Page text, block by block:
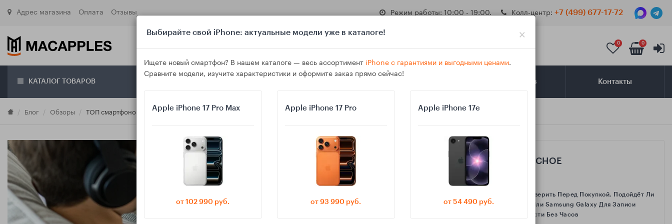
Адрес магазина Оплата Отзывы Режим работы: 10:00 - 19:00. Колл-центр: +7 (499) 677-17-72
0 0
КАТАЛОГ ТОВАРОВ Самовывоз Контакты
Блог Обзоры ТОП смартфонов 2025 для музыки в наушниках: что выбрать меломану в пределах бюджета
САМОЕ ИНТЕРЕСНОЕ
Как Проверить Перед Покупкой, Подойдёт Ли
IPhone Или Samsung Galaxy Для Записи
Активности Без Часов
Выбирайте свой iPhone: актуальные модели уже в каталоге! ×
Ищете новый смартфон? В нашем каталоге — весь ассортимент iPhone с гарантиями и выгодными ценами.
Сравните модели, изучите характеристики и оформите заказ прямо сейчас!
Apple iPhone 17 Pro Max
от 102 990 руб.
Apple iPhone 17 Pro
от 93 990 руб.
Apple iPhone 17e
от 54 490 руб.